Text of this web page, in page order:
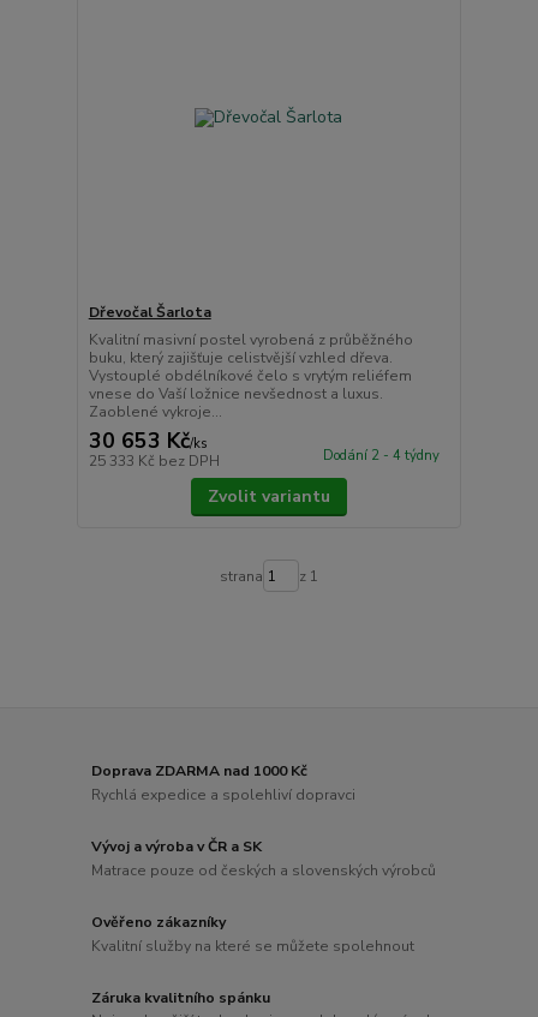
Dřevočal Šarlota
Kvalitní masivní postel vyrobená z průběžného
buku, který zajišťuje celistvější vzhled dřeva.
Vystouplé obdélníkové čelo s vrytým reliéfem
vnese do Vaší ložnice nevšednost a luxus.
Zaoblené vykroje...
30 653 Kč/ks
25 333 Kč bez DPH Dodání 2 - 4 týdny
Zvolit variantu
strana z 1
Doprava ZDARMA nad 1000 Kč
Rychlá expedice a spolehliví dopravci
Vývoj a výroba v ČR a SK
Matrace pouze od českých a slovenských výrobců
Ověřeno zákazníky
Kvalitní služby na které se můžete spolehnout
Záruka kvalitního spánku